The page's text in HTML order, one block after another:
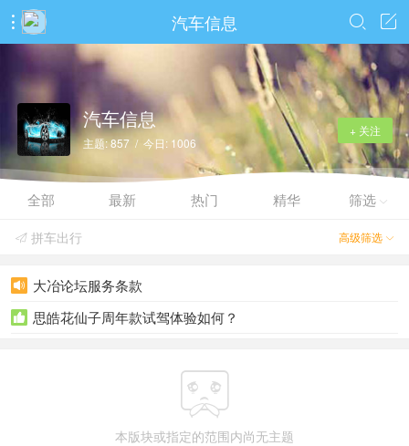
 汽车信息 

+ 关注
汽车信息
主题: 857 / 今日: 1006
全部 最新 热门 精华 筛选 
高级筛选 
 拼车出行
 大冶论坛服务条款
 思皓花仙子周年款试驾体验如何？

本版块或指定的范围内尚无主题